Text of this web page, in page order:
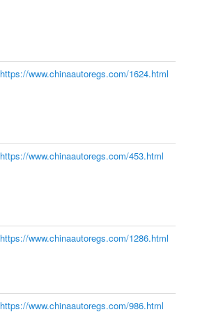
https://www.chinaautoregs.com/1624.html
https://www.chinaautoregs.com/453.html
https://www.chinaautoregs.com/1286.html
https://www.chinaautoregs.com/986.html